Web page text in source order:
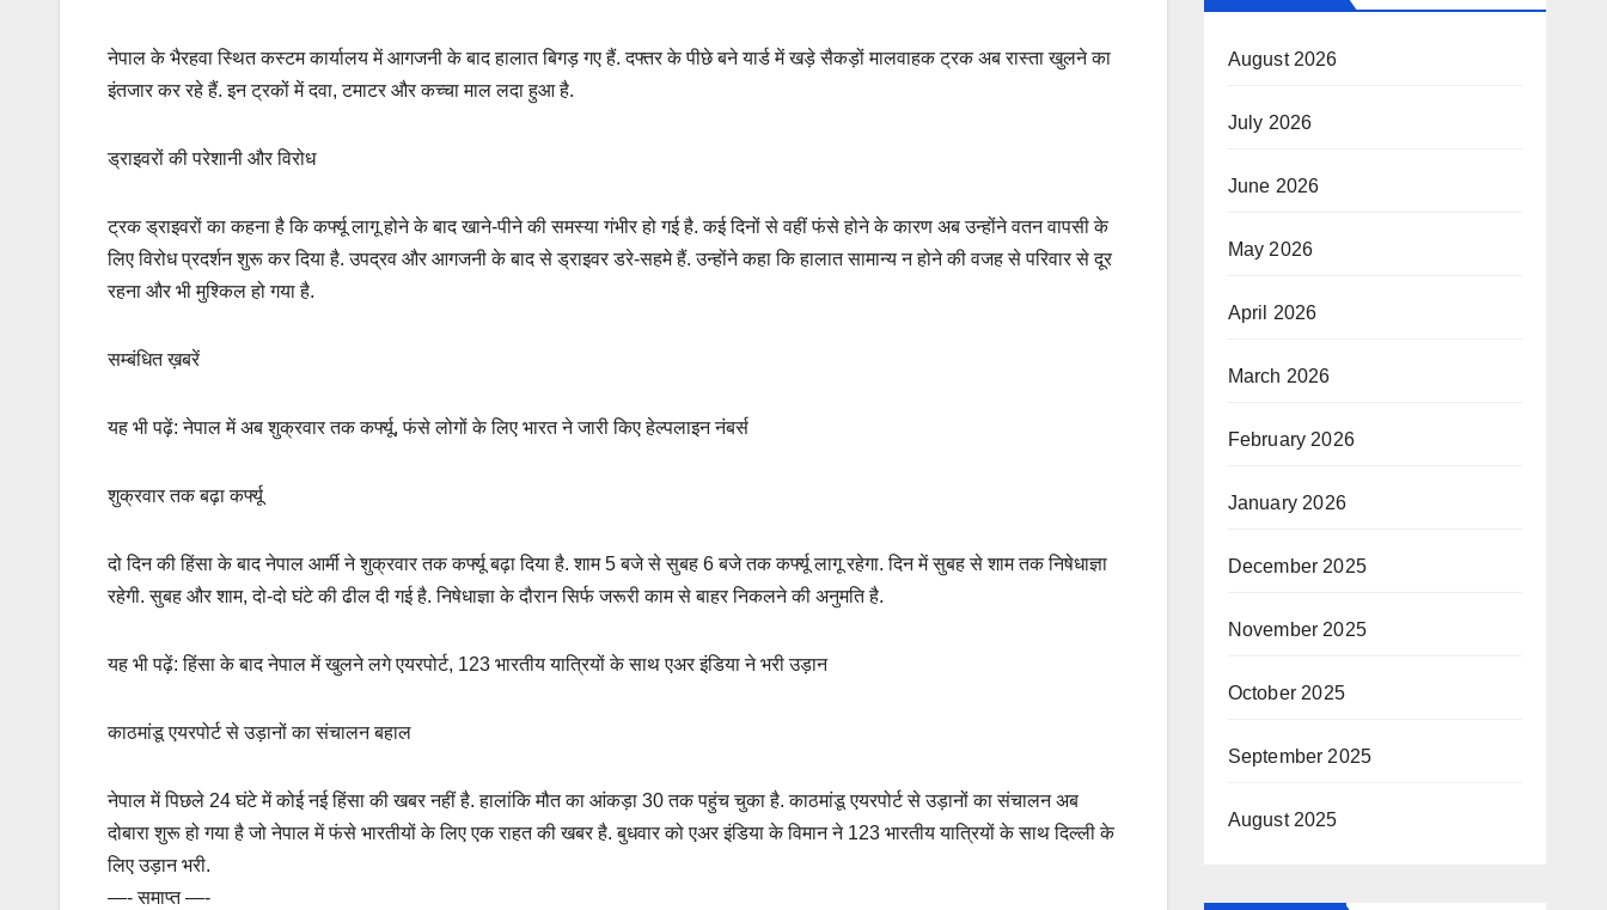
नेपाल के भैरहवा स्थित कस्टम कार्यालय में आगजनी के बाद हालात बिगड़ गए हैं. दफ्तर के पीछे बने यार्ड में खड़े सैकड़ों मालवाहक ट्रक अब रास्ता खुलने का
इंतजार कर रहे हैं. इन ट्रकों में दवा, टमाटर और कच्चा माल लदा हुआ है.
ड्राइवरों की परेशानी और विरोध
ट्रक ड्राइवरों का कहना है कि कर्फ्यू लागू होने के बाद खाने-पीने की समस्या गंभीर हो गई है. कई दिनों से वहीं फंसे होने के कारण अब उन्होंने वतन वापसी के
लिए विरोध प्रदर्शन शुरू कर दिया है. उपद्रव और आगजनी के बाद से ड्राइवर डरे-सहमे हैं. उन्होंने कहा कि हालात सामान्य न होने की वजह से परिवार से दूर
रहना और भी मुश्किल हो गया है.
सम्बंधित ख़बरें
यह भी पढ़ें: नेपाल में अब शुक्रवार तक कर्फ्यू, फंसे लोगों के लिए भारत ने जारी किए हेल्पलाइन नंबर्स
शुक्रवार तक बढ़ा कर्फ्यू
दो दिन की हिंसा के बाद नेपाल आर्मी ने शुक्रवार तक कर्फ्यू बढ़ा दिया है. शाम 5 बजे से सुबह 6 बजे तक कर्फ्यू लागू रहेगा. दिन में सुबह से शाम तक निषेधाज्ञा
रहेगी. सुबह और शाम, दो-दो घंटे की ढील दी गई है. निषेधाज्ञा के दौरान सिर्फ जरूरी काम से बाहर निकलने की अनुमति है.
यह भी पढ़ें: हिंसा के बाद नेपाल में खुलने लगे एयरपोर्ट, 123 भारतीय यात्रियों के साथ एअर इंडिया ने भरी उड़ान
काठमांडू एयरपोर्ट से उड़ानों का संचालन बहाल
नेपाल में पिछले 24 घंटे में कोई नई हिंसा की खबर नहीं है. हालांकि मौत का आंकड़ा 30 तक पहुंच चुका है. काठमांडू एयरपोर्ट से उड़ानों का संचालन अब
दोबारा शुरू हो गया है जो नेपाल में फंसे भारतीयों के लिए एक राहत की खबर है. बुधवार को एअर इंडिया के विमान ने 123 भारतीय यात्रियों के साथ दिल्ली के
लिए उड़ान भरी.
—- समाप्त —-
August 2026
July 2026
June 2026
May 2026
April 2026
March 2026
February 2026
January 2026
December 2025
November 2025
October 2025
September 2025
August 2025